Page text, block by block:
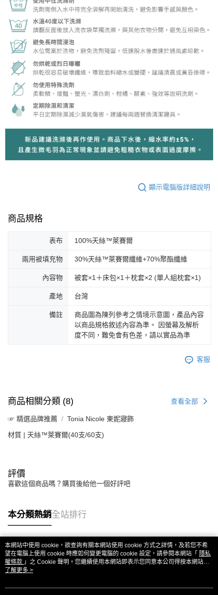
顯示電腦版詳細說明
商品規格
表布 100%天絲™萊賽爾
兩用被填充物 30%天絲™萊賽爾纖維+70%聚酯纖維
內容物 被套×1＋床包×1＋枕套×2 (單人組枕套×1)
產地 台灣
備註
商品圖為陳列參考之情境示意圖，產品內容
以商品規格敘述內容為準。 因螢幕及解析
度不同，難免會有色差，請以實品為準
客服
商品相關分類 (8) 查看全部
☞ 精選品牌推薦 Tonia Nicole 東妮寢飾
材質 | 天絲™萊賽爾(40支/60支)
評價
喜歡這個商品嗎？購買後給他一個好評吧
本分類熱銷全站排行
熱門標籤
本網站中使用 cookie，欲查詢有關本網站使用 cookie 方式之詳情，及若您不希
望在電腦上使用 cookie 時應如何變更電腦的 cookie 設定，請參閱本網站「 隱私
權條款 」之 Cookie 聲明。您繼續使用本網站即表示您同意本公司得按本網站使
用條款之 Cookie 聲明使用 cookie。
了解更多 >